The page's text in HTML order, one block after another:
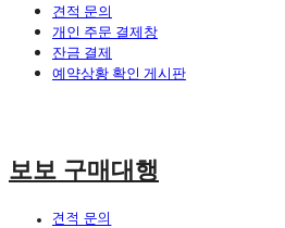
견적 문의
개인 주문 결제창
잔금 결제
예약상황 확인 게시판
보보 구매대행
견적 문의